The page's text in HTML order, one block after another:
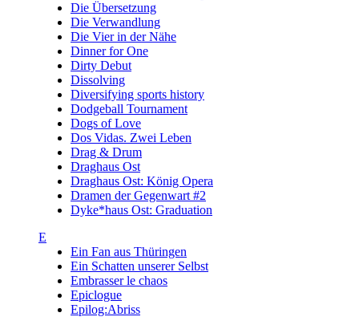
Die Übersetzung
Die Verwandlung
Die Vier in der Nähe
Dinner for One
Dirty Debut
Dissolving
Diversifying sports history
Dodgeball Tournament
Dogs of Love
Dos Vidas. Zwei Leben
Drag & Drum
Draghaus Ost
Draghaus Ost: König Opera
Dramen der Gegenwart #2
Dyke*haus Ost: Graduation
E
Ein Fan aus Thüringen
Ein Schatten unserer Selbst
Embrasser le chaos
Epiclogue
Epilog:Abriss